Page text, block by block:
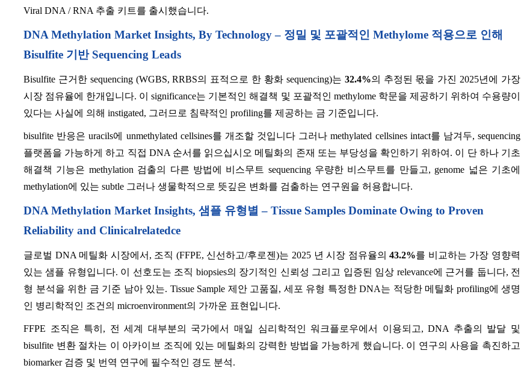
Viral DNA / RNA 추출 키트를 출시했습니다.
DNA Methylation Market Insights, By Technology – 정밀 및 포괄적인 Methylome 적용으로 인해
Bisulfite 기반 Sequencing Leads
Bisulfite 근거한 sequencing (WGBS, RRBS의 표적으로 한 황화 sequencing)는 32.4%의 추정된 몫을 가진 2025년에 가장
시장 점유율에 한개입니다. 이 significance는 기본적인 해결책 및 포괄적인 methylome 학문을 제공하기 위하여 수용량이
있다는 사실에 의해 instigated, 그러므로 침략적인 profiling를 제공하는 금 기준입니다.
bisulfite 반응은 uracils에 unmethylated cellsines를 개조할 것입니다 그러나 methylated cellsines intact를 남겨두, sequencing
플랫폼을 가능하게 하고 직접 DNA 순서를 읽으십시오 메틸화의 존재 또는 부당성을 확인하기 위하여. 이 단 하나 기초
해결책 기능은 methylation 검출의 다른 방법에 비스무트 sequencing 우량한 비스무트를 만들고, genome 넓은 기초에
methylation에 있는 subtle 그러나 생물학적으로 뜻깊은 변화를 검출하는 연구원을 허용합니다.
DNA Methylation Market Insights, 샘플 유형별 – Tissue Samples Dominate Owing to Proven
Reliability and Clinicalrelatedce
글로벌 DNA 메틸화 시장에서, 조직 (FFPE, 신선하고/후로젠)는 2025 년 시장 점유율의43.2%를 비교하는 가장 영향력
있는 샘플 유형입니다. 이 선호도는 조직 biopsies의 장기적인 신뢰성 그리고 입증된 임상 relevance에 근거를 둡니다, 전
형 분석을 위한 금 기준 남아 있는. Tissue Sample 제안 고품질, 세포 유형 특정한 DNA는 적당한 메틸화 profiling에 생명
인 병리학적인 조건의 microenvironment의 가까운 표현입니다.
FFPE 조직은 특히, 전 세계 대부분의 국가에서 매일 심리학적인 워크플로우에서 이용되고, DNA 추출의 발달 및
bisulfite 변환 절차는 이 아카이브 조직에 있는 메틸화의 강력한 방법을 가능하게 했습니다. 이 연구의 사용을 촉진하고
biomarker 검증 및 번역 연구에 필수적인 경도 분석.